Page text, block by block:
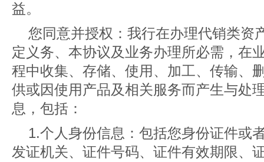
益。
您同意并授权：我行在办理代销类资
定义务、本协议及业务办理所必需，在
程中收集、存储、使用、加工、传输、
供或因使用产品及相关服务而产生与处
息，包括：
1.个人身份信息：包括您身份证件或
发证机关、证件号码、证件有效期限、